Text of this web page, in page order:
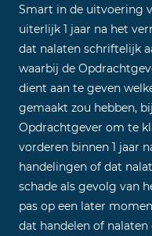
Smart in de uitvoering
uiterlijk 1 jaar na het
dat nalaten schriftelijk
waarbij de
dient aan te geven
gemaakt zou hebben,
Opdrachtgever om te
vorderen binnen 1 jaar
handelingen of dat
schade als gevolg van
pas op een later
dat handelen of